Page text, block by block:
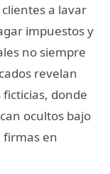
a lavar
impuestos y
no siempre
revelan
donde
ocultos bajo
firmas en